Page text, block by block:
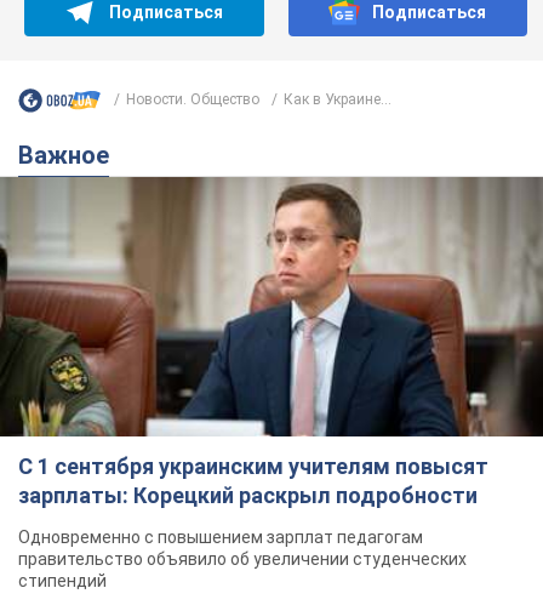
Подписаться Подписаться
Новости. Общество Как в Украине...
Важное
С 1 сентября украинским учителям повысят
зарплаты: Корецкий раскрыл подробности
Одновременно с повышением зарплат педагогам
правительство объявило об увеличении студенческих
стипендий